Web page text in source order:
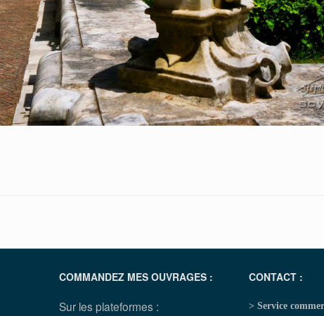
COMMANDEZ MES OUVRAGES :
Sur les plateformes :
CONTACT :
> Service